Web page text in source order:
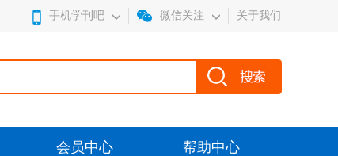
手机学刊吧 微信关注 关于我们
会员中心 帮助中心